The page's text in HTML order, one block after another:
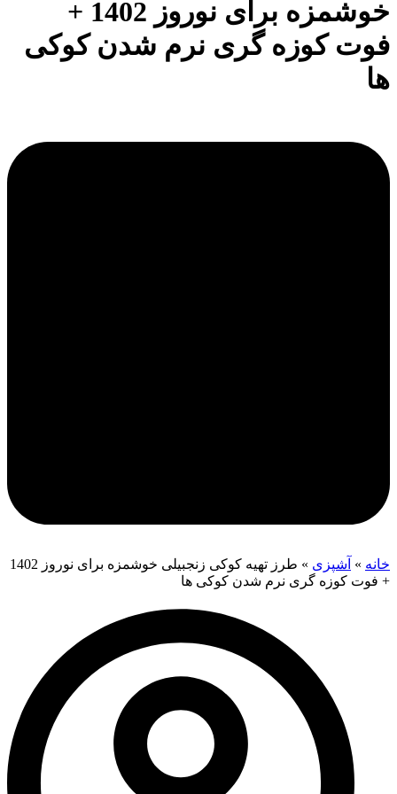
خوشمزه برای نوروز 1402 +
فوت کوزه گری نرم شدن کوکی
ها
خانه » آشپزی »
طرز تهیه کوکی زنجبیلی خوشمزه برای نوروز 1402
+ فوت کوزه گری نرم شدن کوکی ها